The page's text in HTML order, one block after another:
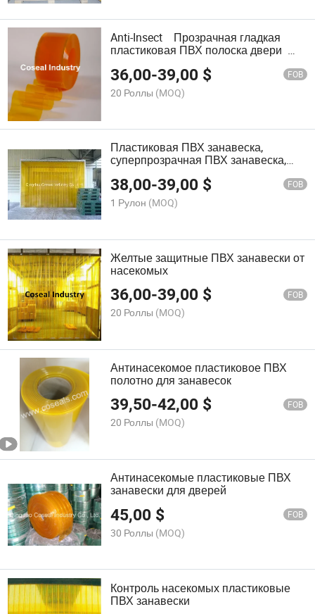
Anti-Insect Прозрачная гладкая
пластиковая ПВХ полоска двери
36,00-39,00 $ FOB
20 Роллы (MOQ)
Пластиковая ПВХ занавеска,
суперпрозрачная ПВХ занавеска,
суперпрозрачная ПВХ полоса
38,00-39,00 $ FOB
1 Рулон (MOQ)
Желтые защитные ПВХ занавески от
насекомых
36,00-39,00 $ FOB
20 Роллы (MOQ)
Антинасекомое пластиковое ПВХ
полотно для занавесок
39,50-42,00 $ FOB
20 Роллы (MOQ)
Антинасекомые пластиковые ПВХ
занавески для дверей
45,00 $ FOB
30 Роллы (MOQ)
Контроль насекомых пластиковые
ПВХ занавески